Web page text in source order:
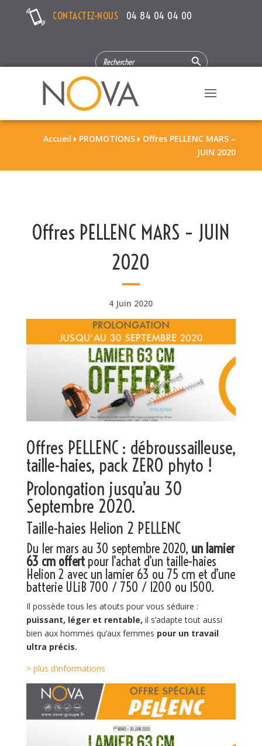
CONTACTEZ-NOUS 04 84 04 04 00
SEARCH
FOR:
Search Button
Accueil  PROMOTIONS  Offres PELLENC MARS –
JUIN 2020
Offres PELLENC MARS – JUIN
2020
4 Juin 2020
Offres PELLENC : débroussailleuse,
taille-haies, pack ZERO phyto !
Prolongation jusqu’au 30
Septembre 2020.
Taille-haies Helion 2 PELLENC
Du 1er mars au 30 septembre 2020, un lamier
63 cm offertpour l’achat d’un taille-haies
Helion 2 avec un lamier 63 ou 75 cm et d’une
batterie ULiB 700 / 750 / 1200 ou 1500.
Il possède tous les atouts pour vous séduire :
puissant, léger et rentable, il s’adapte tout aussi
bien aux hommes qu’aux femmes pour un travail
ultra précis.
> plus d’informations